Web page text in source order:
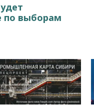
по выборам